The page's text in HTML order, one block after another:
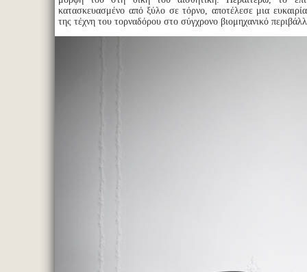
κατασκευασμένο από ξύλο σε τόρνο, αποτέλεσε μια
της τέχνη του τορναδόρου στο σύγχρονο βιομηχανικό